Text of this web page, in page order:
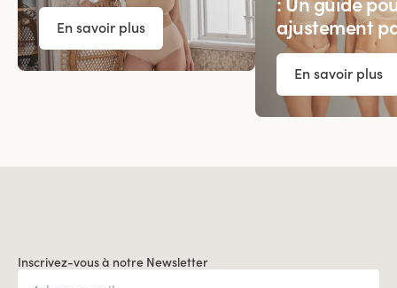
En savoir plus
ajustement
En savoir plus
Inscrivez-vous à notre Newsletter